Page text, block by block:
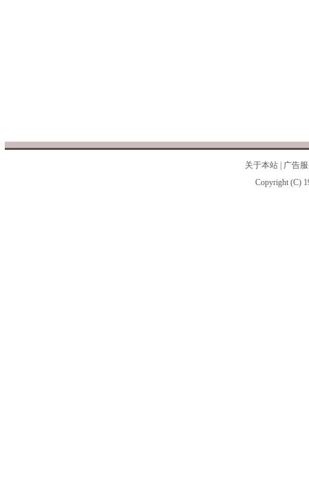
关于本站
广告
Copyright (C)